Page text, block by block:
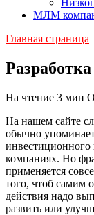
МЛМ
Главная страница
На чтение 3 мин
На нашем сайте
обычно
компаниях. Но
применяется
того, чтоб самим
действия надо
развить или